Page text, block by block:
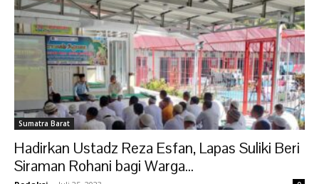
Sumatra Barat
Hadirkan Ustadz Reza Esfan, Lapas Suliki Beri
Siraman Rohani bagi Warga...